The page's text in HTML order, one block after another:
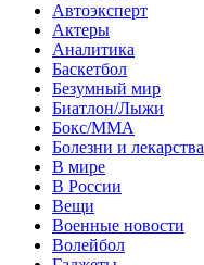
Автоэксперт
Актеры
Аналитика
Баскетбол
Безумный мир
Биатлон/Лыжи
Бокс/MMA
Болезни и лекарства
В мире
В России
Вещи
Военные новости
Волейбол